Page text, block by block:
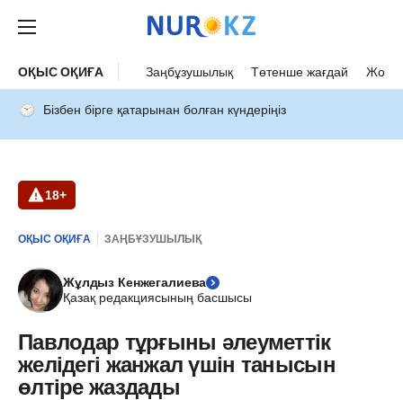
ОҚЫС ОҚИҒА Заңбұзушылық Төтенше жағдай Жол
Бізбен бірге қатарынан болған күндеріңіз
18+
ОҚЫС ОҚИҒА ЗАҢБҰЗУШЫЛЫҚ
Жұлдыз Кенжегалиева
Қазақ редакциясының басшысы
Павлодар тұрғыны әлеуметтік
желідегі жанжал үшін танысын
өлтіре жаздады